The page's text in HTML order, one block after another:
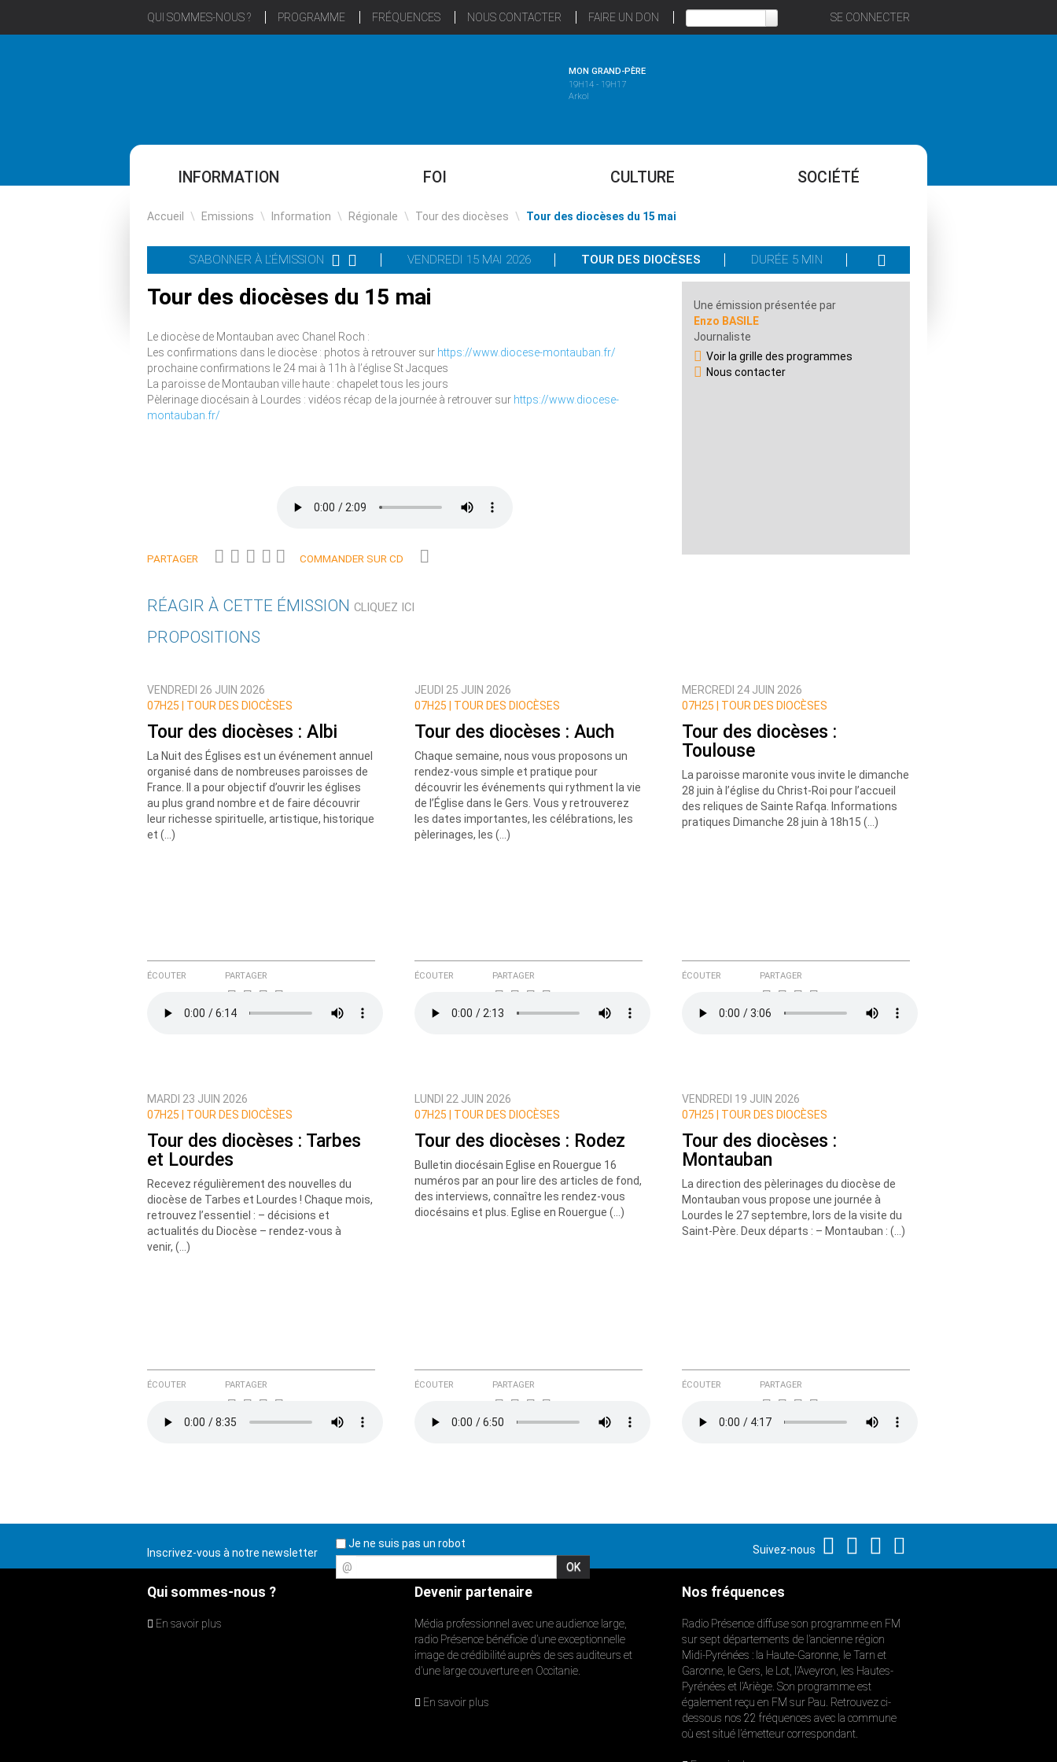
QUI SOMMES-NOUS ? PROGRAMME FRÉQUENCES NOUS CONTACTER FAIRE UN DON SE CONNECTER
MON GRAND-PÈRE
19H14 - 19H17
Arkol
INFORMATION FOI CULTURE SOCIÉTÉ
Accueil \ Emissions \ Information \ Régionale \ Tour des diocèses \ Tour des diocèses du 15 mai
S'ABONNER À L'ÉMISSION VENDREDI 15 MAI 2026 TOUR DES DIOCÈSES DURÉE 5 MIN
Tour des diocèses du 15 mai
Le diocèse de Montauban avec Chanel Roch :
Les confirmations dans le diocèse : photos à retrouver sur https://www.diocese-montauban.fr/
prochaine confirmations le 24 mai à 11h à l’église St Jacques
La paroisse de Montauban ville haute : chapelet tous les jours
Pèlerinage diocésain à Lourdes : vidéos récap de la journée à retrouver sur https://www.diocese-
montauban.fr/
PARTAGER COMMANDER SUR CD
Une émission présentée par
Enzo BASILE
Journaliste
Voir la grille des programmes
Nous contacter
RÉAGIR À CETTE ÉMISSION CLIQUEZ ICI
Nom
Courriel (non publié)
Ajoutez votre commentaire ici
Prévenez-moi de tous les nouveaux commentaires de cette discussion par email
PROPOSITIONS
VENDREDI 26 JUIN 2026
07H25 |
TOUR DES DIOCÈSES
Tour des diocèses : Albi
La Nuit des Églises est un événement annuel
organisé dans de nombreuses paroisses de
France. Il a pour objectif d’ouvrir les églises
au plus grand nombre et de faire découvrir
leur richesse spirituelle, artistique, historique
et (…)
ÉCOUTER PARTAGER
JEUDI 25 JUIN 2026
07H25 |
TOUR DES DIOCÈSES
Tour des diocèses : Auch
Chaque semaine, nous vous proposons un
rendez-vous simple et pratique pour
découvrir les événements qui rythment la vie
de l’Église dans le Gers. Vous y retrouverez
les dates importantes, les célébrations, les
pèlerinages, les (…)
ÉCOUTER PARTAGER
MERCREDI 24 JUIN 2026
07H25 |
TOUR DES DIOCÈSES
Tour des diocèses :
Toulouse
La paroisse maronite vous invite le dimanche
28 juin à l’église du Christ-Roi pour l’accueil
des reliques de Sainte Rafqa. Informations
pratiques Dimanche 28 juin à 18h15 (…)
ÉCOUTER PARTAGER
MARDI 23 JUIN 2026
07H25 |
TOUR DES DIOCÈSES
Tour des diocèses : Tarbes
et Lourdes
Recevez régulièrement des nouvelles du
diocèse de Tarbes et Lourdes ! Chaque mois,
retrouvez l’essentiel : – décisions et
actualités du Diocèse – rendez-vous à
venir, (…)
ÉCOUTER PARTAGER
LUNDI 22 JUIN 2026
07H25 |
TOUR DES DIOCÈSES
Tour des diocèses : Rodez
Bulletin diocésain Eglise en Rouergue 16
numéros par an pour lire des articles de fond,
des interviews, connaître les rendez-vous
diocésains et plus. Eglise en Rouergue (…)
ÉCOUTER PARTAGER
VENDREDI 19 JUIN 2026
07H25 |
TOUR DES DIOCÈSES
Tour des diocèses :
Montauban
La direction des pèlerinages du diocèse de
Montauban vous propose une journée à
Lourdes le 27 septembre, lors de la visite du
Saint-Père. Deux départs : – Montauban : (…)
ÉCOUTER PARTAGER
Inscrivez-vous à notre newsletter
Je ne suis pas un robot
@
Suivez-nous
Qui sommes-nous ?
En savoir plus
Devenir partenaire
Média professionnel avec une audience large,
radio Présence bénéficie d’une exceptionnelle
image de crédibilité auprès de ses auditeurs et
d’une large couverture en Occitanie.
En savoir plus
Nos fréquences
Radio Présence diffuse son programme en FM
sur sept départements de l’ancienne région
Midi-Pyrénées : la Haute-Garonne, le Tarn et
Garonne, le Gers, le Lot, l’Aveyron, les Hautes-
Pyrénées et l’Ariège. Son programme est
également reçu en FM sur Pau. Retrouvez ci-
dessous nos 22 fréquences avec la commune
où est situé l’émetteur correspondant.